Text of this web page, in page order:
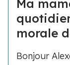
Ma
morale
Bonjour